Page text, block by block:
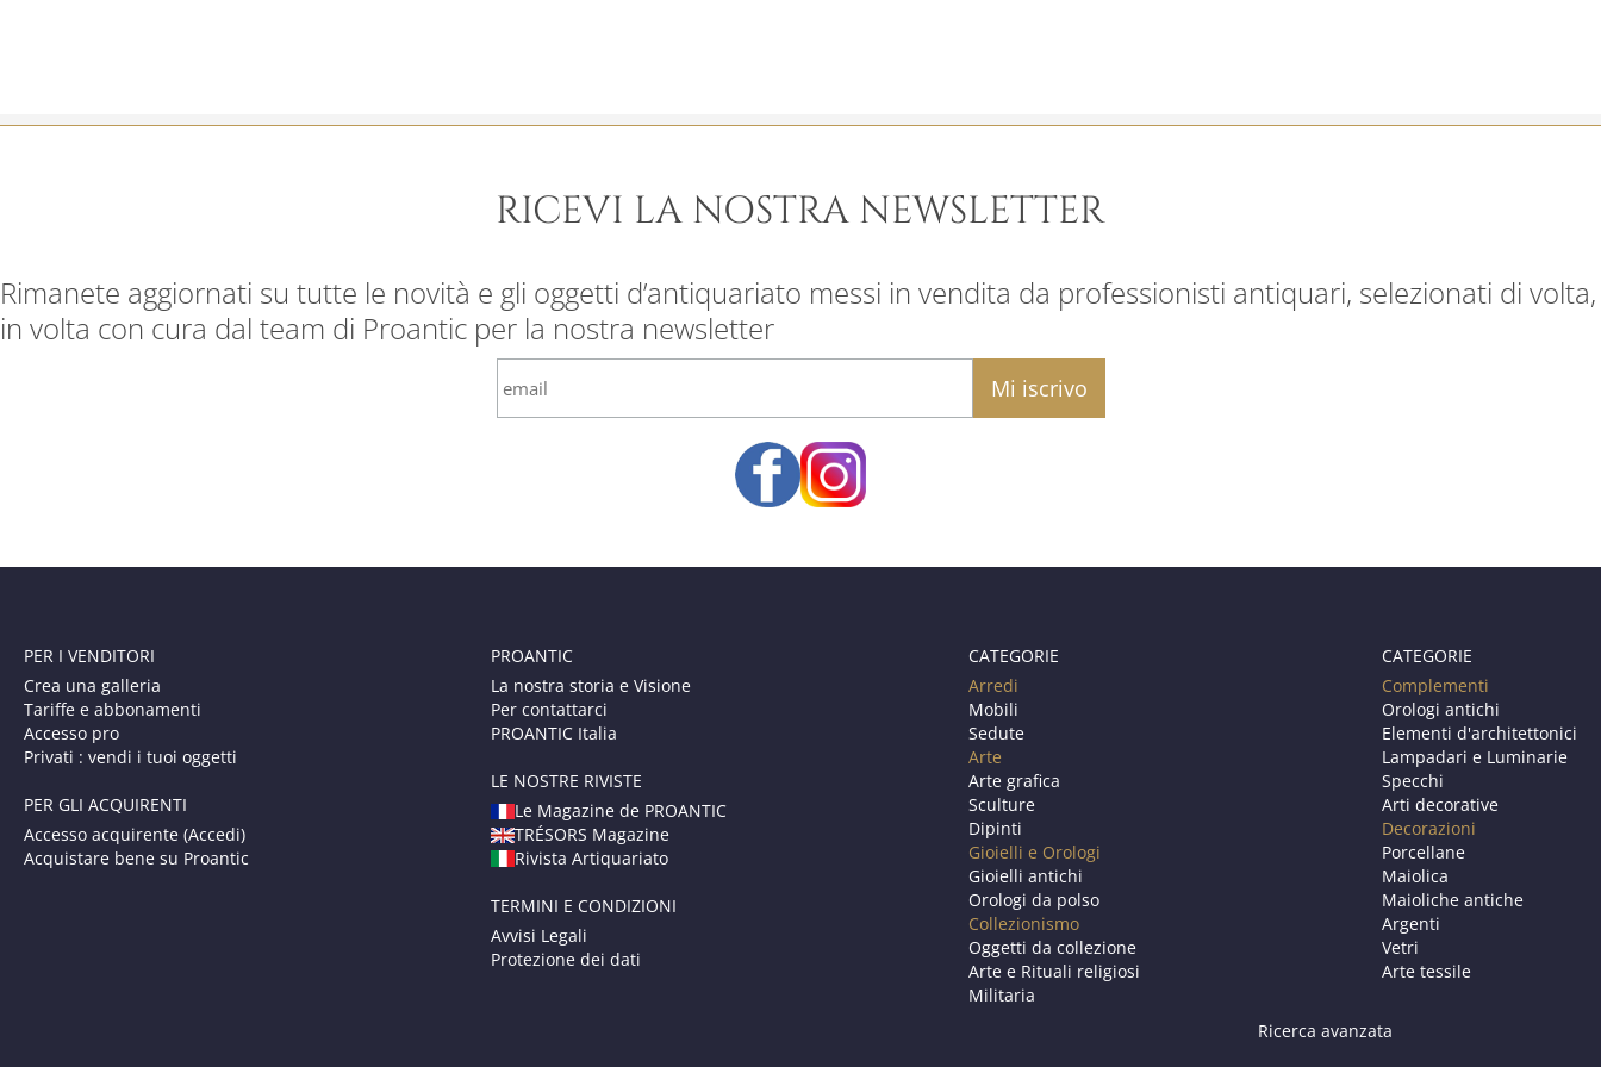
RICEVI LA NOSTRA NEWSLETTER
Rimanete aggiornati su tutte le novità e gli oggetti d’antiquariato messi in vendita da professionisti antiquari, selezionati di volta,
in volta con cura dal team di Proantic per la nostra newsletter
PER I VENDITORI
Crea una galleria
Tariffe e abbonamenti
Accesso pro
Privati : vendi i tuoi oggetti
PER GLI ACQUIRENTI
Accesso acquirente (Accedi)
Acquistare bene su Proantic
PROANTIC
La nostra storia e Visione
Per contattarci
PROANTIC Italia
LE NOSTRE RIVISTE
Le Magazine de PROANTIC
TRÉSORS Magazine
Rivista Artiquariato
TERMINI E CONDIZIONI
Avvisi Legali
Protezione dei dati
CATEGORIE
Arredi
Mobili
Sedute
Arte
Arte grafica
Sculture
Dipinti
Gioielli e Orologi
Gioielli antichi
Orologi da polso
Collezionismo
Oggetti da collezione
Arte e Rituali religiosi
Militaria
CATEGORIE
Complementi
Orologi antichi
Elementi d'architettonici
Lampadari e Luminarie
Specchi
Arti decorative
Decorazioni
Porcellane
Maiolica
Maioliche antiche
Argenti
Vetri
Arte tessile
Ricerca avanzata